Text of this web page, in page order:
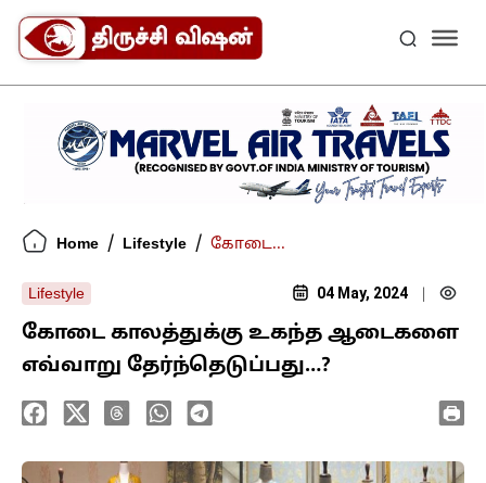
Home / Lifestyle / கோடை...
Lifestyle 04 May, 2024
கோடை காலத்துக்கு உகந்த ஆடைகளை
எவ்வாறு தேர்ந்தெடுப்பது…?